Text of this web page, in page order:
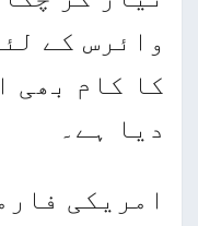
وائرس کے
کا کام بھی
دیا ہے۔
امریکی